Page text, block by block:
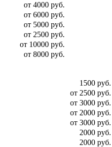
от 4000 руб.
от 6000 руб.
от 5000 руб.
от 2500 руб.
от 10000 руб.
от 8000 руб.
1500 руб.
от 2500 руб.
от 3000 руб.
от 2000 руб.
от 3000 руб.
2000 руб.
2000 руб.